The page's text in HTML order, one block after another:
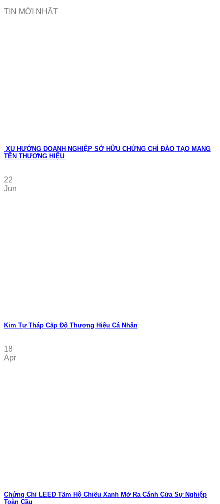
TIN MỚI NHẤT
XU HƯỚNG DOANH NGHIỆP SỞ HỮU CHỨNG CHỈ ĐÀO TẠO MANG
TÊN THƯƠNG HIỆU
22
Jun
Kim Tự Tháp Cấp Độ Thương Hiệu Cá Nhân
18
Apr
Chứng Chỉ LEED Tấm Hộ Chiếu Xanh Mở Ra Cánh Cửa Sự Nghiệp
Toàn Cầu